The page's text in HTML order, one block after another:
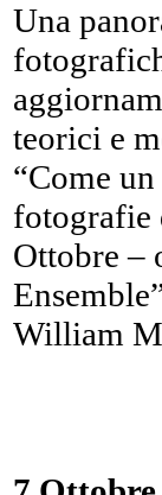
Una
teorici e
“Come
fotografie
Ottobre –
William